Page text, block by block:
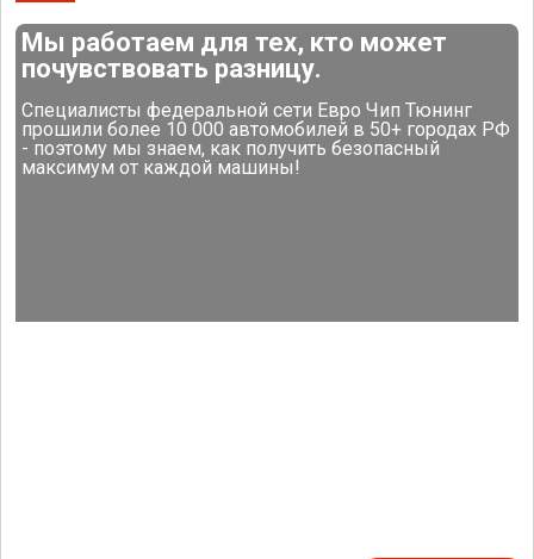
Мы работаем для тех, кто может
почувствовать разницу.
Специалисты федеральной сети Евро Чип Тюнинг
прошили более 10 000 автомобилей в 50+ городах РФ
- поэтому мы знаем, как получить безопасный
максимум от каждой машины!